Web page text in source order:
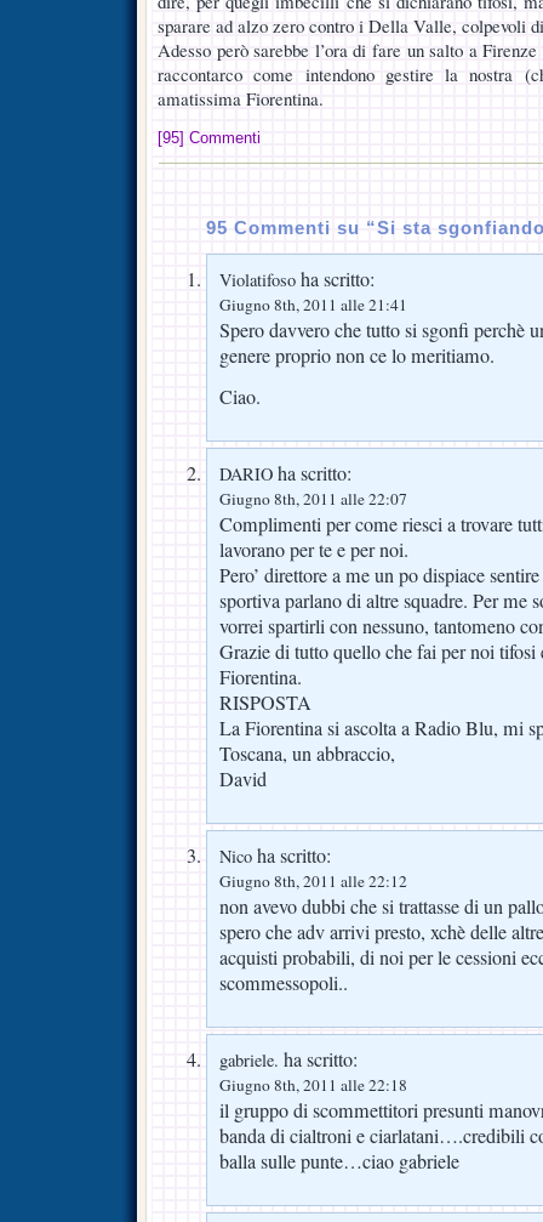
sparare ad alzo zero contro i Della Valle, colpevoli
Adesso però sarebbe l’ora di fare un salto a
raccontarco come intendono gestire la nostra
amatissima Fiorentina.
[95] Commenti
95 Commenti su “Si sta
Violatifoso ha scritto:
Giugno 8th, 2011 alle 21:41
Spero davvero che tutto si sgonfi perchè
genere proprio non ce lo meritiamo.
Ciao.
DARIO ha scritto:
Giugno 8th, 2011 alle 22:07
Complimenti per come riesci a trovare
lavorano per te e per noi.
Pero’ direttore a me un po dispiace
sportiva parlano di altre squadre. Per me
vorrei spartirli con nessuno, tantomeno
Grazie di tutto quello che fai per noi tifosi
Fiorentina.
RISPOSTA
La Fiorentina si ascolta a Radio Blu, mi
Toscana, un abbraccio,
David
Nico ha scritto:
Giugno 8th, 2011 alle 22:12
non avevo dubbi che si trattasse di un
spero che adv arrivi presto, xchè delle
acquisti probabili, di noi per le cessioni
scommessopoli..
gabriele. ha scritto:
Giugno 8th, 2011 alle 22:18
il gruppo di scommettitori presunti
banda di cialtroni e ciarlatani….credibili
balla sulle punte…ciao gabriele